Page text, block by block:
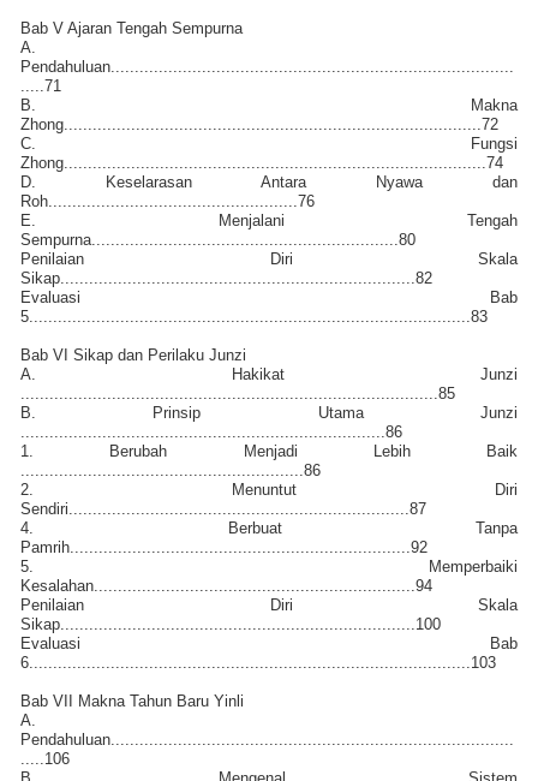
Bab V Ajaran Tengah Sempurna
A.
Pendahuluan....................................................................................
.....71
B. Makna
Zhong.......................................................................................72
C. Fungsi
Zhong........................................................................................74
D. Keselarasan Antara Nyawa dan
Roh....................................................76
E. Menjalani Tengah
Sempurna................................................................80
Penilaian Diri Skala
Sikap..........................................................................82
Evaluasi Bab
5............................................................................................83
Bab VI Sikap dan Perilaku Junzi
A. Hakikat Junzi
.......................................................................................85
B. Prinsip Utama Junzi
............................................................................86
1. Berubah Menjadi Lebih Baik
...........................................................86
2. Menuntut Diri
Sendiri.......................................................................87
4. Berbuat Tanpa
Pamrih.......................................................................92
5. Memperbaiki
Kesalahan...................................................................94
Penilaian Diri Skala
Sikap..........................................................................100
Evaluasi Bab
6............................................................................................103
Bab VII Makna Tahun Baru Yinli
A.
Pendahuluan....................................................................................
.....106